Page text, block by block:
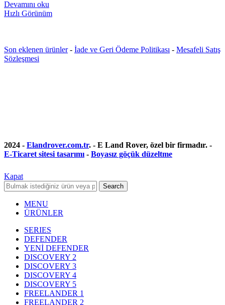
Devamını oku
Hızlı Görünüm
Son eklenen ürünler- İade ve Geri Ödeme Politikası - Mesafeli Satış
Sözleşmesi
2024 - Elandrover.com.tr. - E Land Rover, özel bir firmadır. -
E-Ticaret sitesi tasarımı- Boyasız göçük düzeltme
Kapat
Search
MENU
ÜRÜNLER
SERIES
DEFENDER
YENİ DEFENDER
DISCOVERY 2
DISCOVERY 3
DISCOVERY 4
DISCOVERY 5
FREELANDER 1
FREELANDER 2